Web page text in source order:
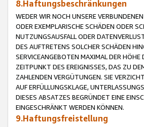
8.Haftungsbeschränkungen
WEDER WIR NOCH UNSERE
ODER EXEMPLARISCHE SCHÄDEN ODER
NUTZUNGSAUSFALL ODER
DES AUFTRETENS SOLCHER SCHÄDEN
SERVICEANGEBOTEN MAXIMAL DER
ZEITPUNKT DES EREIGNISSES, DAS ZU
ZAHLENDEN VERGÜTUNGEN. SIE
AUF ERFÜLLUNGSKLAGE,
DIESES ABSATZES BEGRÜNDET EINE
EINGESCHRÄNKT WERDEN KÖNNEN.
9.Haftungsfreistellung